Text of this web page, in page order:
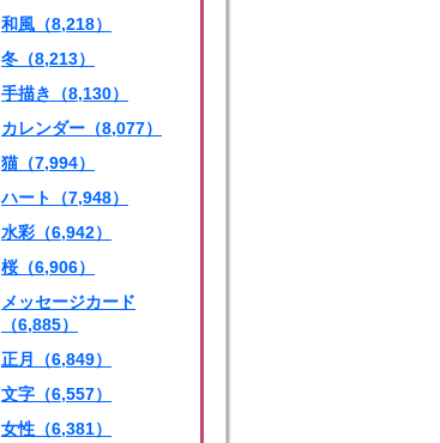
和風（8,218）
冬（8,213）
手描き（8,130）
カレンダー（8,077）
猫（7,994）
ハート（7,948）
水彩（6,942）
桜（6,906）
メッセージカード
（6,885）
正月（6,849）
文字（6,557）
女性（6,381）